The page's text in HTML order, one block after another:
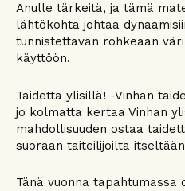
Anulle tärkeitä, ja tämä
lähtökohta johtaa
tunnistettavan rohkeaan
käyttöön.
Taidetta ylisillä! -Vinhan
jo kolmatta kertaa Vinhan
mahdollisuuden ostaa
suoraan taiteilijoilta
Tänä vuonna tapahtumassa